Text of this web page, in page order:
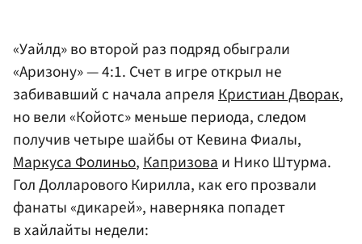
«Уайлд» во второй раз подряд обыграли
«Аризону» — 4:1. Счет в игре открыл не
забивавший с начала апреляКристиан Дворак,
но вели «Койотс» меньше периода, следом
получив четыре шайбы от Кевина Фиалы,
Маркуса Фолиньо,Капризоваи Нико Штурма.
Гол Долларового Кирилла, как его прозвали
фанаты «дикарей», наверняка попадет
в хайлайты недели: